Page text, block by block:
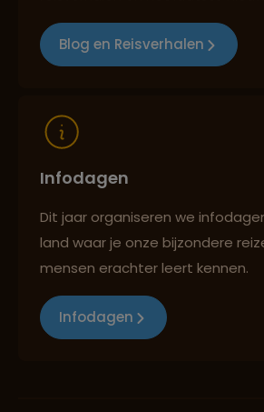
Blog en Reisverhalen
Infodagen
Dit jaar organiseren we
land waar je onze bijzondere
mensen erachter leert kennen.
Infodagen